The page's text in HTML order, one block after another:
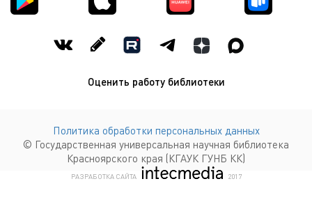
Оценить работу библиотеки
Политика обработки персональных данных
© Государственная универсальная научная библиотека
Красноярского края (КГАУК ГУНБ КК)
РАЗРАБОТКА САЙТА КОМПАНИЯ ИНТЕКМЕДИА
2017